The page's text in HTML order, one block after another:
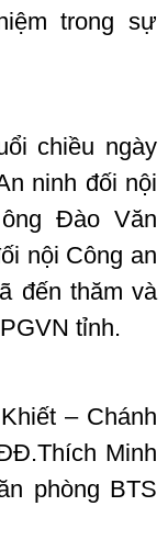
trong sự
chiều ngày
ninh đối nội
Đào Văn
nội Công an
đến thăm và
tỉnh.
– Chánh
Minh
phòng BTS